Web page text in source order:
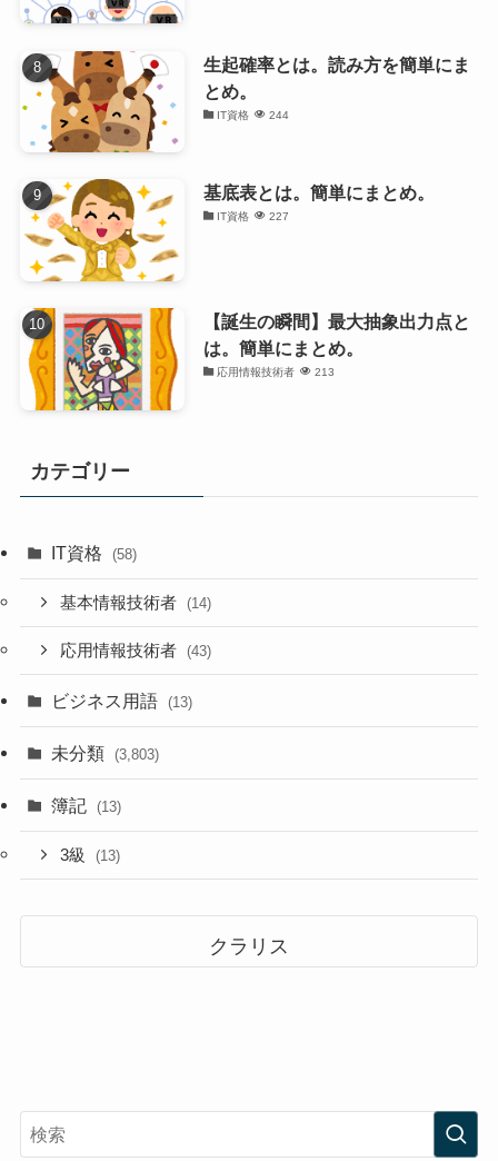
生起確率とは。読み方を簡単にま
とめ。
IT資格 244
基底表とは。簡単にまとめ。
IT資格 227
【誕生の瞬間】最大抽象出力点と
は。簡単にまとめ。
応用情報技術者 213
カテゴリー
IT資格 (58)
基本情報技術者 (14)
応用情報技術者 (43)
ビジネス用語 (13)
未分類 (3,803)
簿記 (13)
3級 (13)
クラリス